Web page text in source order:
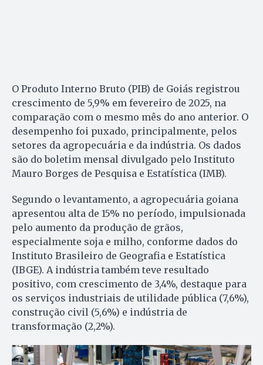
O Produto Interno Bruto (PIB) de Goiás registrou
crescimento de 5,9% em fevereiro de 2025, na
comparação com o mesmo mês do ano anterior. O
desempenho foi puxado, principalmente, pelos
setores da agropecuária e da indústria. Os dados
são do boletim mensal divulgado pelo Instituto
Mauro Borges de Pesquisa e Estatística (IMB).
Segundo o levantamento, a agropecuária goiana
apresentou alta de 15% no período, impulsionada
pelo aumento da produção de grãos,
especialmente soja e milho, conforme dados do
Instituto Brasileiro de Geografia e Estatística
(IBGE). A indústria também teve resultado
positivo, com crescimento de 3,4%, destaque para
os serviços industriais de utilidade pública (7,6%),
construção civil (5,6%) e indústria de
transformação (2,2%).